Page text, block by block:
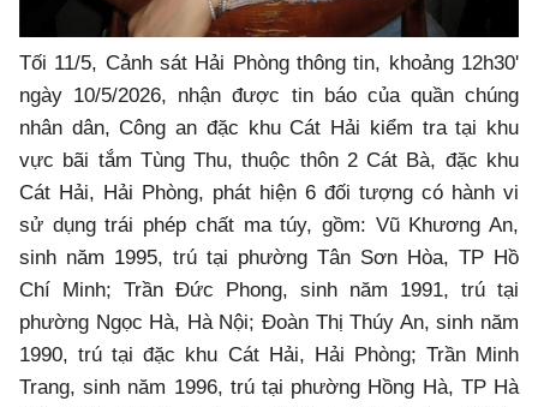
Tối 11/5, Cảnh sát Hải Phòng thông tin, khoảng 12h30'
ngày 10/5/2026, nhận được tin báo của quần chúng
nhân dân, Công an đặc khu Cát Hải kiểm tra tại khu
vực bãi tắm Tùng Thu, thuộc thôn 2 Cát Bà, đặc khu
Cát Hải, Hải Phòng, phát hiện 6 đối tượng có hành vi
sử dụng trái phép chất ma túy, gồm: Vũ Khương An,
sinh năm 1995, trú tại phường Tân Sơn Hòa, TP Hồ
Chí Minh; Trần Đức Phong, sinh năm 1991, trú tại
phường Ngọc Hà, Hà Nội; Đoàn Thị Thúy An, sinh năm
1990, trú tại đặc khu Cát Hải, Hải Phòng; Trần Minh
Trang, sinh năm 1996, trú tại phường Hồng Hà, TP Hà